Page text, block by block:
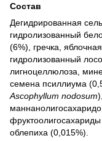
Состав
Дегидрированная
гидролизованный
(6%), гречка,
гидролизованный
лигноцеллюлоза,
семена псиллиума
Ascophyllum nodosum
облепиха (0,015%).